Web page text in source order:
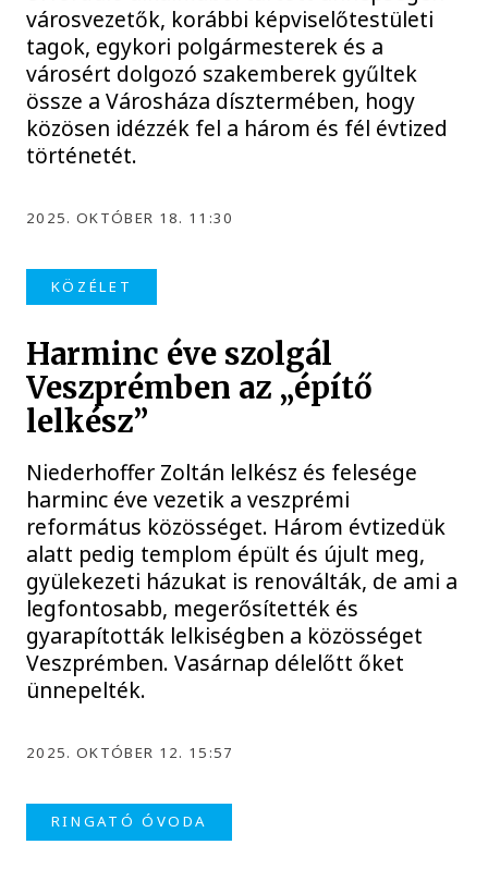
városvezetők, korábbi képviselőtestületi
tagok, egykori polgármesterek és a
városért dolgozó szakemberek gyűltek
össze a Városháza dísztermében, hogy
közösen idézzék fel a három és fél évtized
történetét.
2025. OKTÓBER 18. 11:30
KÖZÉLET
Harminc éve szolgál
Veszprémben az „építő
lelkész”
Niederhoffer Zoltán lelkész és felesége
harminc éve vezetik a veszprémi
református közösséget. Három évtizedük
alatt pedig templom épült és újult meg,
gyülekezeti házukat is renoválták, de ami a
legfontosabb, megerősítették és
gyarapították lelkiségben a közösséget
Veszprémben. Vasárnap délelőtt őket
ünnepelték.
2025. OKTÓBER 12. 15:57
RINGATÓ ÓVODA